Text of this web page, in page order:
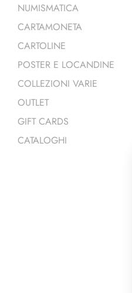
NUMISMATICA
CARTAMONETA
CARTOLINE
POSTER E LOCANDINE
COLLEZIONI VARIE
OUTLET
GIFT CARDS
CATALOGHI